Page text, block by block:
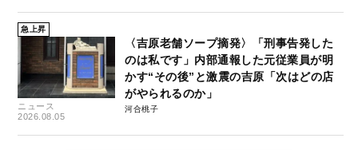
急上昇
ニュース
2026.08.05
〈吉原老舗ソープ摘発〉「刑事告発した
のは私です」内部通報した元従業員が明
かす“その後”と激震の吉原「次はどの店
がやられるのか」
河合桃子